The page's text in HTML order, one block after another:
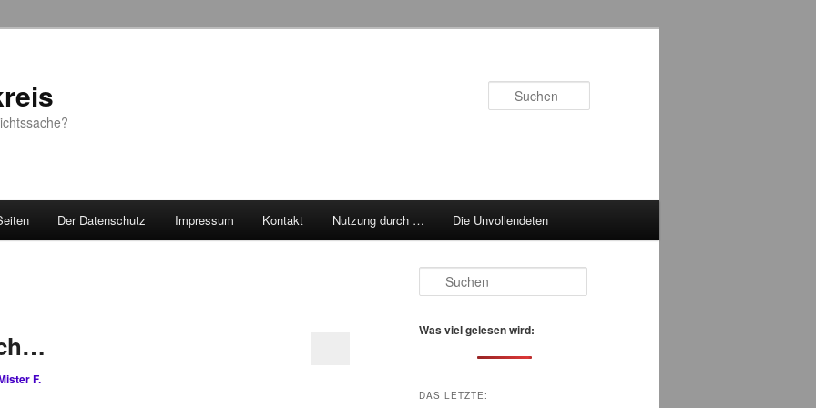
Der Datenschutz Impressum Kontakt Nutzung durch … Die Unvollendeten
F.
u
h
Was viel gelesen wird:
DAS LETZTE: